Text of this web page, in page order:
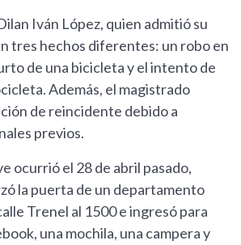
Iván López, quien admitió su
tres hechos diferentes: un robo en
de una bicicleta y el intento de
Además, el magistrado
de reincidente debido a
previos.
ocurrió el 28 de abril pasado,
la puerta de un departamento
Trenel al 1500 e ingresó para
una mochila, una campera y